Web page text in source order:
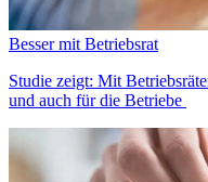
Besser mit Betriebsrat
Studie zeigt: Mit
und auch für die Betriebe